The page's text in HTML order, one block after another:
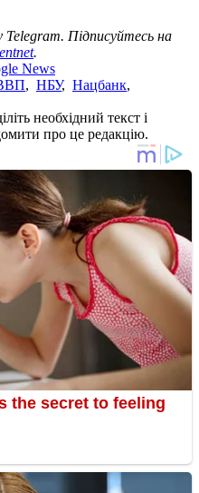
Telegram. Підписуйтесь на
.
News
, НБУ, Нацбанк,
необхідний текст і
про це редакцію.